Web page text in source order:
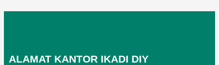
ALAMAT KANTOR IKADI DIY